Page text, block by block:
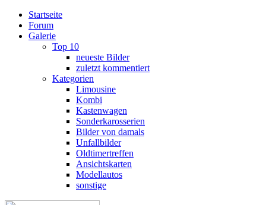
Startseite
Forum
Galerie
Top 10
neueste Bilder
zuletzt kommentiert
Kategorien
Limousine
Kombi
Kastenwagen
Sonderkarosserien
Bilder von damals
Unfallbilder
Oldtimertreffen
Ansichtskarten
Modellautos
sonstige